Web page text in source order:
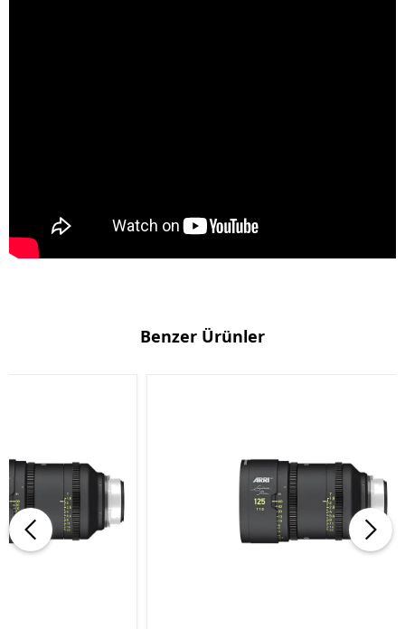
Benzer Ürünler